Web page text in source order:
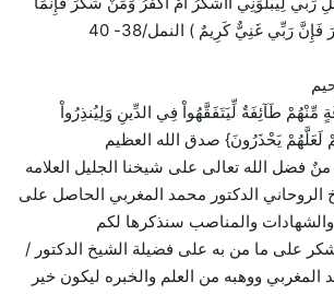
رَبِّي غَنِيٌّ كَرِيمٌ ) النمل/38- 40
مِّنْهُمْ طَآئِفَةٌ لِّيَتَفَقَّهُواْ فِي الدِّينِ وَلِيُنذِرُواْ
لَعَلَّهُمْ يَحْذَرُونَ} صدق الله العظيم
منٌ فضل الله تعالى على شيخنا الجليل العلامه
الروحاني الدكتور محمد المغربي الحاصل على
والمناصب سنذكرها لكم
على ما من به على فضيلة الشيخ الدكتور /
المغربي ووهبه من العلم والخبره ليكون خير